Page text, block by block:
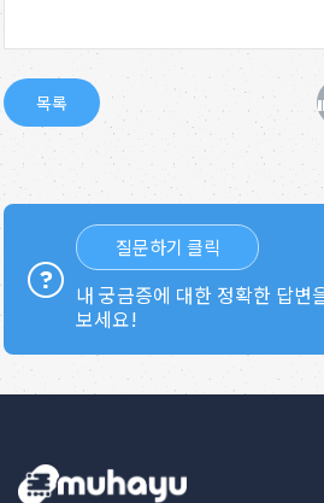
질문하기 클릭
내 궁금증에 대한 정확한 답변
보세요!